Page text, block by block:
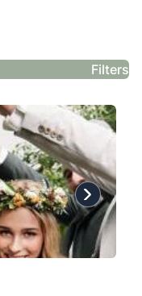
Filters
Next